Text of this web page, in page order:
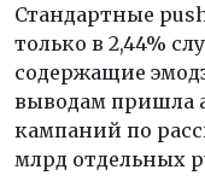
Стандартные
только в 2,44%
содержащие
выводам пришла
кампаний по
млрд отдельных